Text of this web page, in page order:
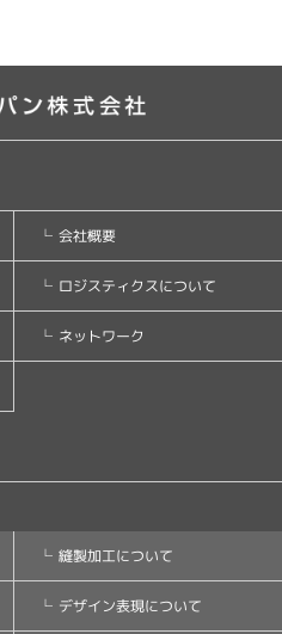
会社概要
ロジスティクスについて
ネットワーク
縫製加工について
デザイン表現について